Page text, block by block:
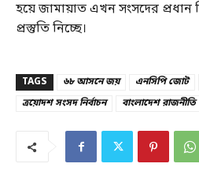
হয়ে জামায়াত এখন সংসদের প্রধান
প্রস্তুতি নিচ্ছে।
TAGS ৬৮ আসনে জয় এনসিপি জোট
ত্রয়োদশ সংসদ নির্বাচন
বাংলাদেশ রাজনীতি